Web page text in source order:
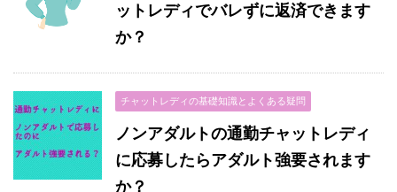
ットレディでバレずに返済できます
か？
チャットレディの基礎知識とよくある疑問
ノンアダルトの通勤チャットレディ
に応募したらアダルト強要されます
か？